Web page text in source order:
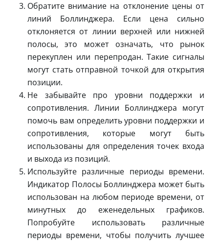
Обратите внимание на отклонение цены от
линий Боллинджера. Если цена сильно
отклоняется от линии верхней или нижней
полосы, это может означать, что рынок
перекуплен или перепродан. Такие сигналы
могут стать отправной точкой для открытия
позиции.
Не забывайте про уровни поддержки и
сопротивления. Линии Боллинджера могут
помочь вам определить уровни поддержки и
сопротивления, которые могут быть
использованы для определения точек входа
и выхода из позиций.
Используйте различные периоды времени.
Индикатор Полосы Боллинджера может быть
использован на любом периоде времени, от
минутных до еженедельных графиков.
Попробуйте использовать различные
периоды времени, чтобы получить лучшее